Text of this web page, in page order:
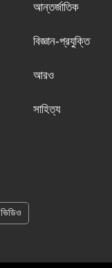
আন্তর্জাতিক
বিজ্ঞান-প্রযুক্তি
আরও
সাহিত্য
ভিডিও